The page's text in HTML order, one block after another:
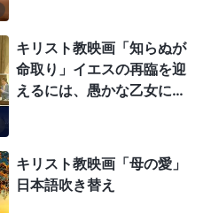
キリスト教映画「知らぬが
命取り」イエスの再臨を迎
えるには、愚かな乙女にな
キリスト教映画「母の愛」
日本語吹き替え